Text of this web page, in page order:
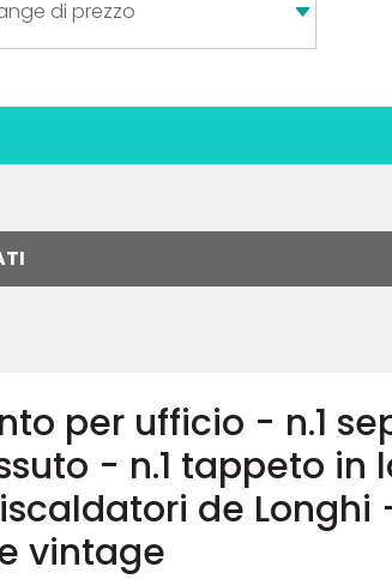
per ufficio - n.1
- n.1 tappeto in
de Longhi
vintage